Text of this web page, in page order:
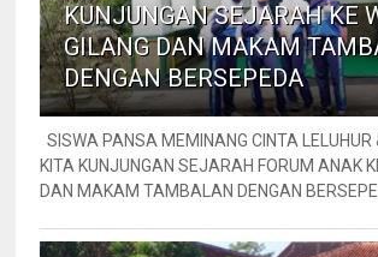
KUNJUNGAN SEJARAH KE
GILANG DAN MAKAM
DENGAN BERSEPEDA
SISWA PANSA MEMINANG CINTA LELUHUR
KITA KUNJUNGAN SEJARAH FORUM ANAK
DAN MAKAM TAMBALAN DENGAN